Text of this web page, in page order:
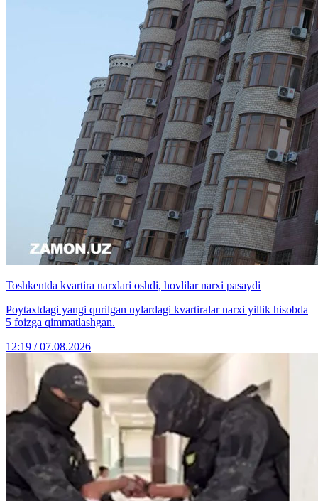
Toshkentda kvartira narxlari oshdi, hovlilar narxi pasaydi
Poytaxtdagi yangi qurilgan uylardagi kvartiralar narxi yillik hisobda
5 foizga qimmatlashgan.
12:19 / 07.08.2026